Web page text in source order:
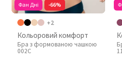
Фан Дні -66%
+2
Кольоровий комфорт
Бра з формованою чашкою
002C